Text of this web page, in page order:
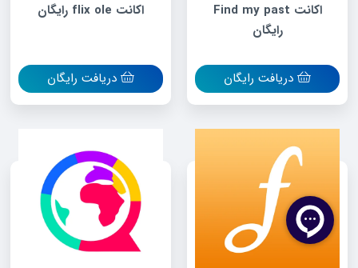
اکانت Find my past
رایگان
دریافت رایگان
اکانت flix ole رایگان
دریافت رایگان